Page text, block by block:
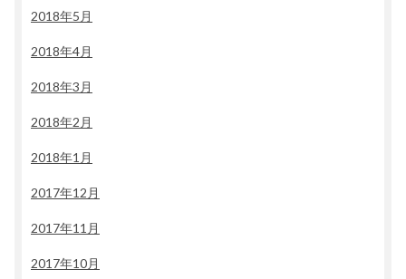
2018年5月
2018年4月
2018年3月
2018年2月
2018年1月
2017年12月
2017年11月
2017年10月